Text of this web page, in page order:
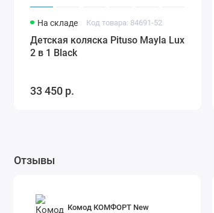
На складе Код товара: 84691-52
Детская коляска Pituso Mayla Lux
2 в 1 Black
33 450 р.
Отзывы
Комод КОМФОРТ New